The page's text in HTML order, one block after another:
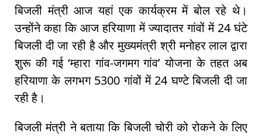
बिजली मंत्री आज यहां एक कार्यक्रम में बोल रहे थे।
उन्होंने कहा कि आज हरियाणा में ज्यादातर गांवों में 24 घंटे
बिजली दी जा रही है और मुख्यमंत्री श्री मनोहर लाल द्वारा
शुरू की गई ‘म्हारा गांव-जगमग गांव’ योजना के तहत अब
हरियाणा के लगभग 5300 गांवों में 24 घण्टे बिजली दी जा
रही है।
बिजली मंत्री ने बताया कि बिजली चोरी को रोकने के लिए